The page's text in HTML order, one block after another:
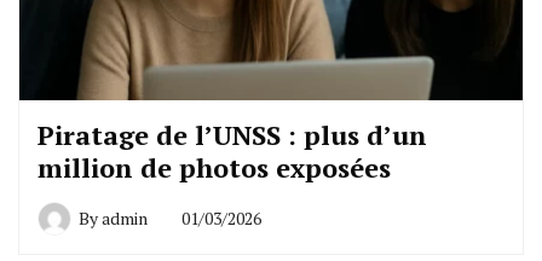
Piratage de l’UNSS : plus d’un
million de photos exposées
Byadmin 01/03/2026